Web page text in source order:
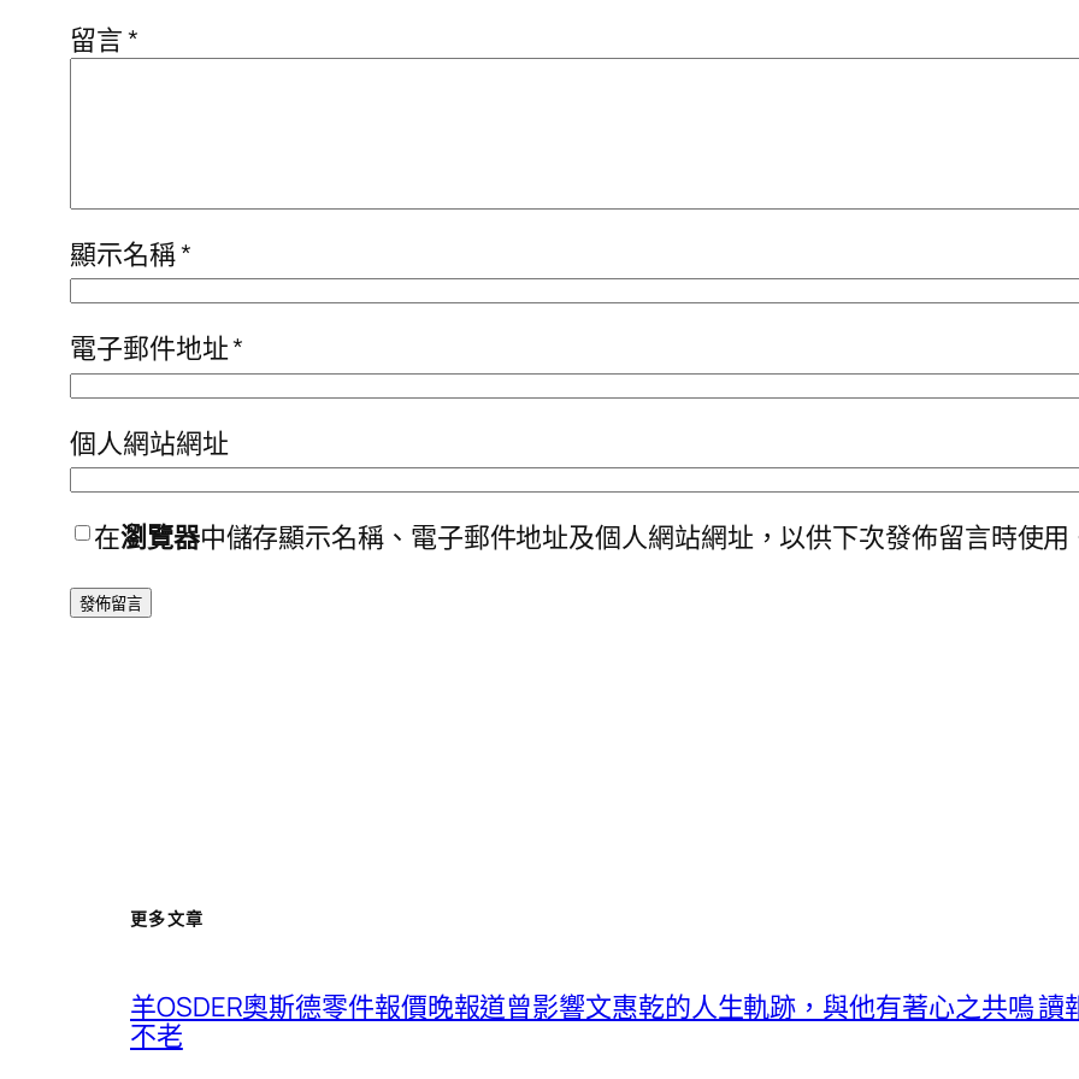
留言*
顯示名稱*
電子郵件地址*
個人網站網址
在瀏覽器中儲存顯示名稱、電子郵件地址及個人網站網址，以供下次發佈留言時使用
更多文章
羊OSDER奧斯德零件報價晚報道曾影響文惠乾的人生軌跡，與他有著心之共鳴 讀
不老